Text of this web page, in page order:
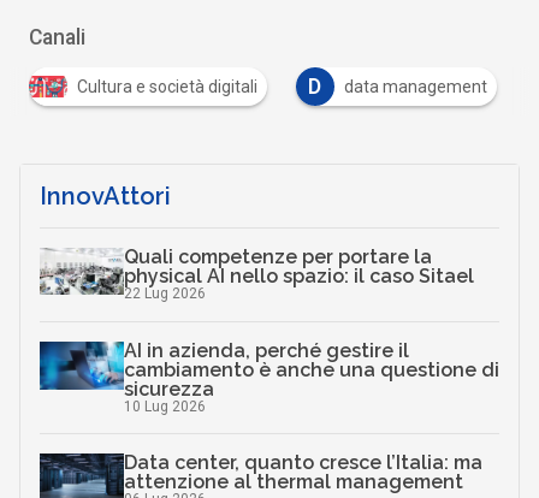
Canali
D data management Infrastrutture digitali
InnovAttori
Quali competenze per portare la
physical AI nello spazio: il caso Sitael
22 Lug 2026
AI in azienda, perché gestire il
cambiamento è anche una questione di
sicurezza
10 Lug 2026
Data center, quanto cresce l’Italia: ma
attenzione al thermal management